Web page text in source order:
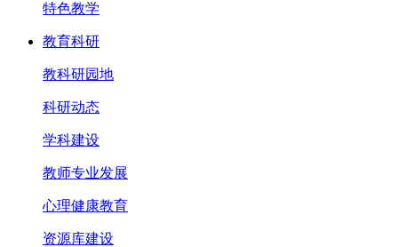
特色教学
教育科研
教科研园地
科研动态
学科建设
教师专业发展
心理健康教育
资源库建设